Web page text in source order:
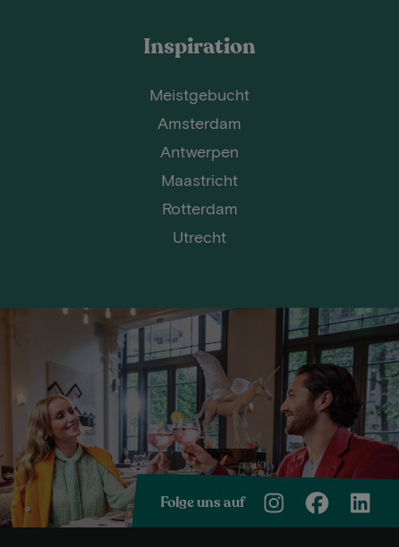
Inspiration
Meistgebucht
Amsterdam
Antwerpen
Maastricht
Rotterdam
Utrecht
Folge uns auf